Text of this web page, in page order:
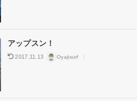
アップスン！
2017.11.13 Oyajisurf